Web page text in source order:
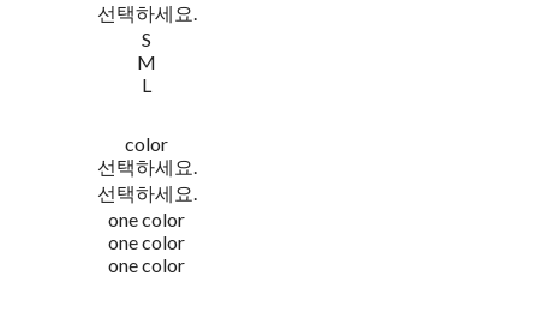
선택하세요.
S
M
L
color
선택하세요.
선택하세요.
one color
one color
one color